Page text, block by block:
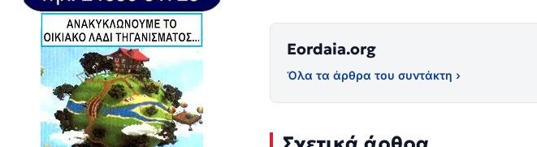
Eordaia.org
Όλα τα άρθρα του συντάκτη ›